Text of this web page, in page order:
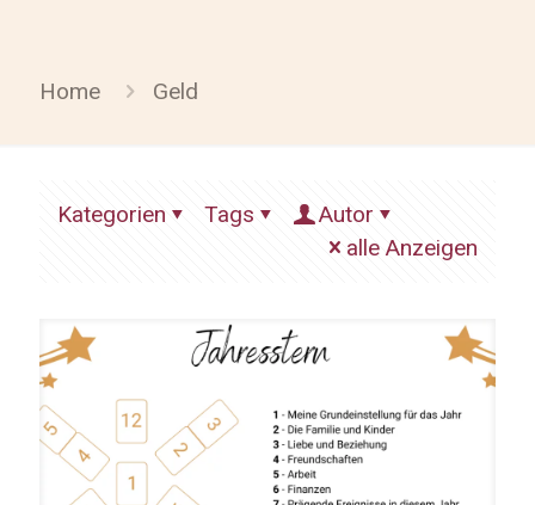
Home Geld
Kategorien Tags
Autor
alle Anzeigen